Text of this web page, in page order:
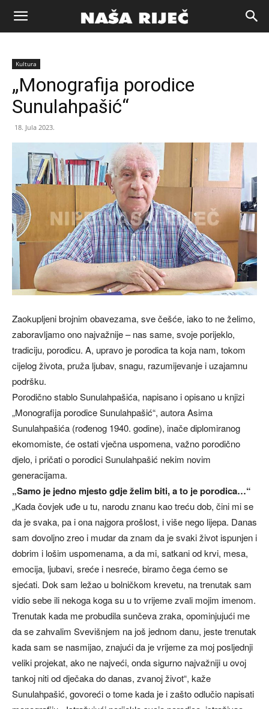
Naša
riječ
Kultura
„Monografija porodice
Sunulahpašić“
18. Jula 2023.
Zaokupljeni brojnim obavezama, sve češće, iako to ne želimo,
zaboravljamo ono najvažnije – nas same, svoje porijeklo,
tradiciju, porodicu. A, upravo je porodica ta koja nam, tokom
cijelog života, pruža ljubav, snagu, razumijevanje i uzajamnu
podršku.
Porodično stablo Sunulahpašića, napisano i opisano u knjizi
„Monografija porodice Sunulahpašić“, autora Asima
Sunulahpašića (rođenog 1940. godine), inače diplomiranog
ekomomiste, će ostati vječna uspomena, važno porodično
djelo, i pričati o porodici Sunulahpašić nekim novim
generacijama.
„Samo je jedno mjesto gdje želim biti, a to je porodica…“
„Kada čovjek uđe u tu, narodu znanu kao treću dob, čini mi se
da je svaka, pa i ona najgora prošlost, i više nego lijepa. Danas
sam dovoljno zreo i mudar da znam da je svaki život ispunjen i
dobrim i lošim uspomenama, a da mi, satkani od krvi, mesa,
emocija, ljubavi, sreće i nesreće, biramo čega ćemo se
sjećati. Dok sam ležao u bolničkom krevetu, na trenutak sam
vidio sebe ili nekoga koga su u to vrijeme zvali mojim imenom.
Trenutak kada me probudila sunčeva zraka, opominjujući me
da se zahvalim Svevišnjem na još jednom danu, jeste trenutak
kada sam se nasmijao, znajući da je vrijeme za moj posljednji
veliki projekat, ako ne najveći, onda sigurno najvažniji u ovoj
tankoj niti od dječaka do danas, zvanoj život“, kaže
Sunulahpašić, govoreći o tome kada je i zašto odlučio napisati